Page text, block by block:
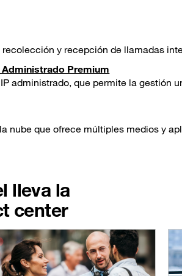
y recepción de llamadas
Premium
administrado, que permite la gestión
nube que ofrece múltiples medios y
lleva la
center